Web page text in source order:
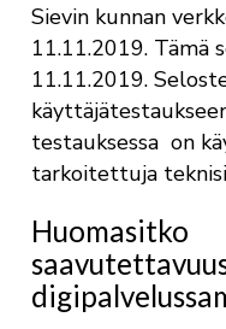
Sievin kunnan
11.11.2019. Tämä
11.11.2019.
testauksessa on
tarkoitettuja
Huomasitko